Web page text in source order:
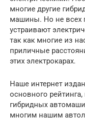
многие другие
машины. Но не всех
устраивают
так как многие из
приличные
этих электрокарах.
Наше интернет
основного
гибридных
многим нашим